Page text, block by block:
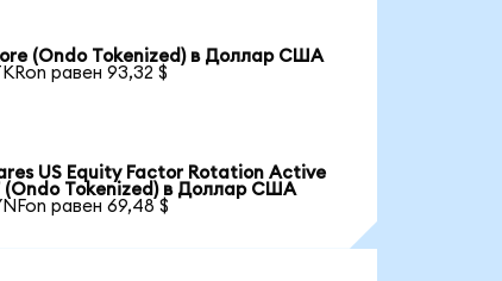
(Ondo Tokenized) в Доллар США
равен 93,32 $
US Equity Factor Rotation Active
(Ondo Tokenized) в Доллар США
равен 69,48 $